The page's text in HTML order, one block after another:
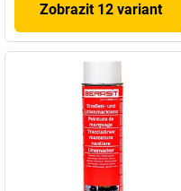
Zobrazit 12 variant